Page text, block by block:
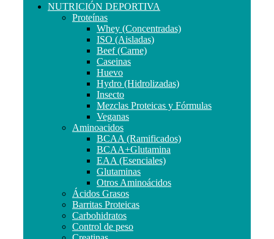
NUTRICIÓN DEPORTIVA
Proteínas
Whey (Concentradas)
ISO (Aisladas)
Beef (Carne)
Caseinas
Huevo
Hydro (Hidrolizadas)
Insecto
Mezclas Proteicas y Fórmulas
Veganas
Aminoacidos
BCAA (Ramificados)
BCAA+Glutamina
EAA (Esenciales)
Glutaminas
Otros Aminoácidos
Ácidos Grasos
Barritas Proteicas
Carbohidratos
Control de peso